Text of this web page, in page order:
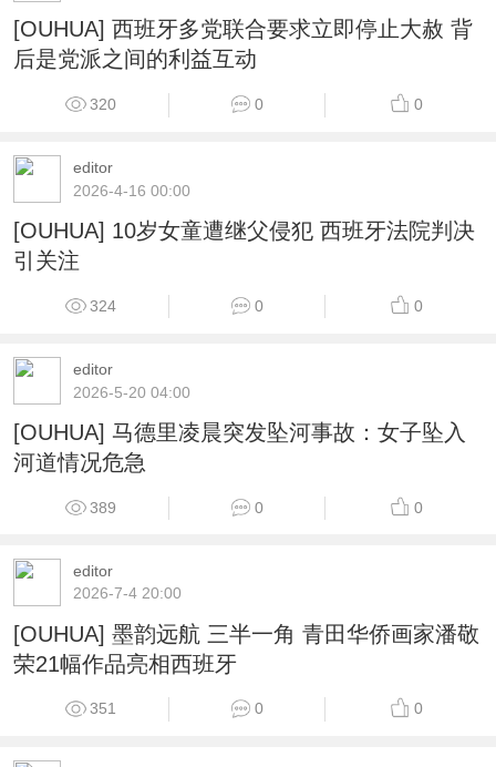
[OUHUA] 西班牙多党联合要求立即停止大赦 背
后是党派之间的利益互动
320 0 0
editor
2026-4-16 00:00
[OUHUA] 10岁女童遭继父侵犯 西班牙法院判决
引关注
324 0 0
editor
2026-5-20 04:00
[OUHUA] 马德里凌晨突发坠河事故：女子坠入
河道情况危急
389 0 0
editor
2026-7-4 20:00
[OUHUA] 墨韵远航 三半一角 青田华侨画家潘敬
荣21幅作品亮相西班牙
351 0 0